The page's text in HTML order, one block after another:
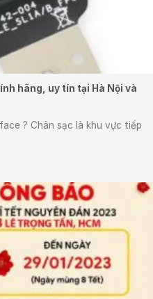
hãng, uy tín tại Hà Nội và
? Chân sạc là khu vực tiếp